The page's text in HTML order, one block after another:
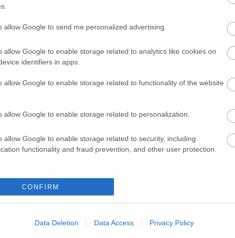
allow Google to send me personalized advertising.
allow Google to enable storage related to analytics like cookies on
identifiers in apps.
allow Google to enable storage related to functionality of the website
allow Google to enable storage related to personalization.
allow Google to enable storage related to security, including
functionality and fraud prevention, and other user protection.
CONFIRM
Data Deletion Data Access Privacy Policy
Ωχρά κηλίδα: Γιατί το καλοκαίρι είναι
η πιο επικίνδυνη εποχή για τα μάτια;
QUICK LINKS